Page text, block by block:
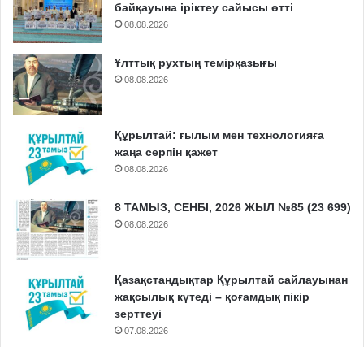
байқауына іріктеу сайысы өтті
08.08.2026
Ұлттық рухтың темірқазығы
08.08.2026
Құрылтай: ғылым мен технологияға
жаңа серпін қажет
08.08.2026
8 ТАМЫЗ, СЕНБІ, 2026 ЖЫЛ №85 (23 699)
08.08.2026
Қазақстандықтар Құрылтай сайлауынан
жақсылық күтеді – қоғамдық пікір
зерттеуі
07.08.2026